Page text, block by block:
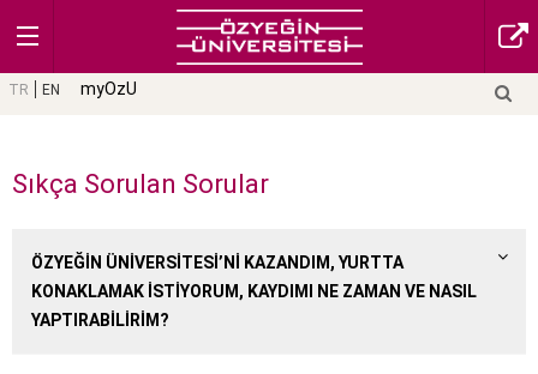
TR EN myOzU
Sıkça Sorulan Sorular
ÖZYEĞIN ÜNIVERSITESI’NI KAZANDIM, YURTTA
KONAKLAMAK ISTIYORUM, KAYDIMI NE ZAMAN VE NASIL
YAPTIRABILIRIM?